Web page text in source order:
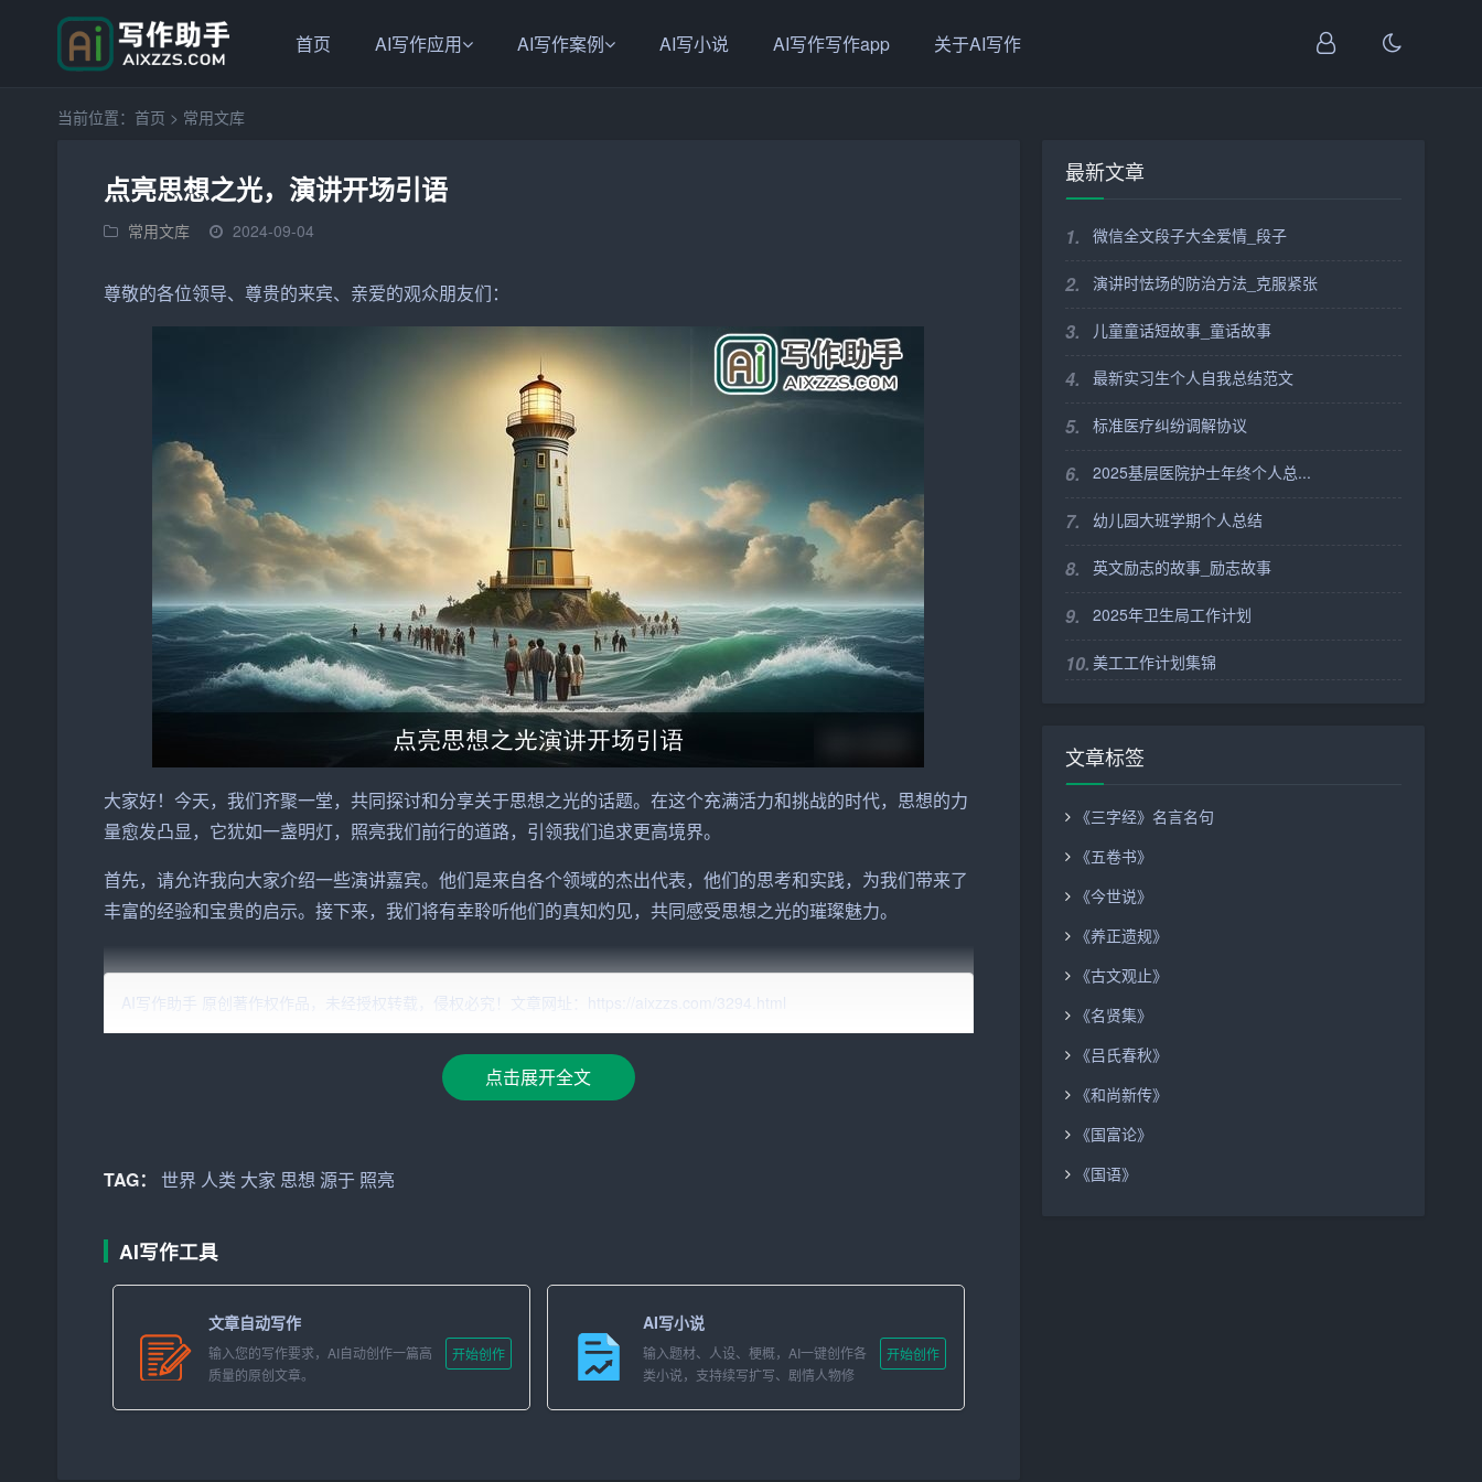
首页 AI写作应用 AI写作案例 AI写小说 AI写作写作app 关于AI写作
当前位置： 首页 > 常用文库
点亮思想之光，演讲开场引语
常用文库 2024-09-04
尊敬的各位领导、尊贵的来宾、亲爱的观众朋友们：
大家好！今天，我们齐聚一堂，共同探讨和分享关于思想之光的话题。在这个充满活力和挑战的时代，思想的力
量愈发凸显，它犹如一盏明灯， 照亮我们前行的道路，引领我们追求更高境界。
首先，请允许我向大家介绍一些演讲嘉宾。他们是来自各个领域的杰出代表，他们的思考和实践，为我们带来了
丰富的经验和宝贵的启示。接下来，我们将有幸聆听他们的真知灼见，共同感受思想之光的璀璨魅力。
在这个充满变革与创新的时代，我们需要不断激发内心的思想火花，以应对日新月异的社会发展。思想之光，是
我们前行的动力，也是我们解决问题的智慧之源。它不仅能照亮我们前行的道路，还能驱散困惑和迷茫，引领我
接下来，让我们共同探讨一下思想之光的内涵。思想之光，既包括我们对
我们对生活、对工作的热爱和执着，源于我们对真理、对美好的不懈追求。思想之光，是一种精神力
在人类
历史长河中，思想之光始终闪耀着光辉。从古希腊哲学家亚里士多德的“追求真理”，到中国古代思想家孔
的改革开放……这些都是思想之光的体现，它们推动了人类社会的进步，改变了世界的面貌。
思想之光，不仅仅是一种知识或理论，更是一种精神。它代表着人类对美好未来的向往，对未知世界的探索。正
如诗人白居易所说：“光线照亮世界，思想照亮人生。”思想之光，让我们在黑暗中找到方向，在迷茫中找到答
那么，如何点亮思想之光呢？首先，我们需要保持对世界的好奇心。好奇心是激发思想之光的火种，它让我们不
AI写作助手 原创著作权作品，未经授权转载，侵权必究！文章网址：https://aixzzs.com/3294.html
点击展开全文
TAG： 世界 人类 大家 思想 源于 照亮
AI写作工具
文章自动写作
输入您的写作要求，AI自动创作一篇高
质量的原创文章。
开始创作
AI写小说
输入题材、人设、梗概，AI一键创作各
类小说，支持续写扩写、剧情人物修
开始创作
最新文章
1. 微信全文段子大全爱情_段子
2. 演讲时怯场的防治方法_克服紧张
3. 儿童童话短故事_童话故事
4. 最新实习生个人自我总结范文
5. 标准医疗纠纷调解协议
6. 2025基层医院护士年终个人总...
7. 幼儿园大班学期个人总结
8. 英文励志的故事_励志故事
9. 2025年卫生局工作计划
10. 美工工作计划集锦
文章标签
《三字经》名言名句
《五卷书》
《今世说》
《养正遗规》
《古文观止》
《名贤集》
《吕氏春秋》
《和尚新传》
《国富论》
《国语》